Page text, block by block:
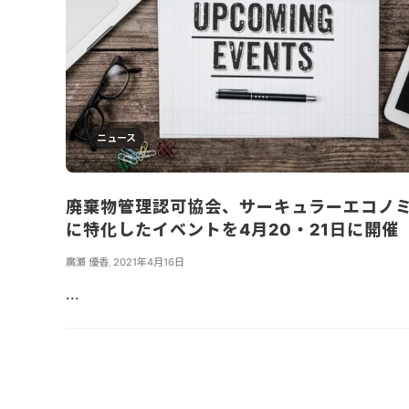
ニュース
廃棄物管理認可協会、サーキュラーエコノ
に特化したイベントを4月20・21日に開催
廣瀬 優香 2021年4月16日
...